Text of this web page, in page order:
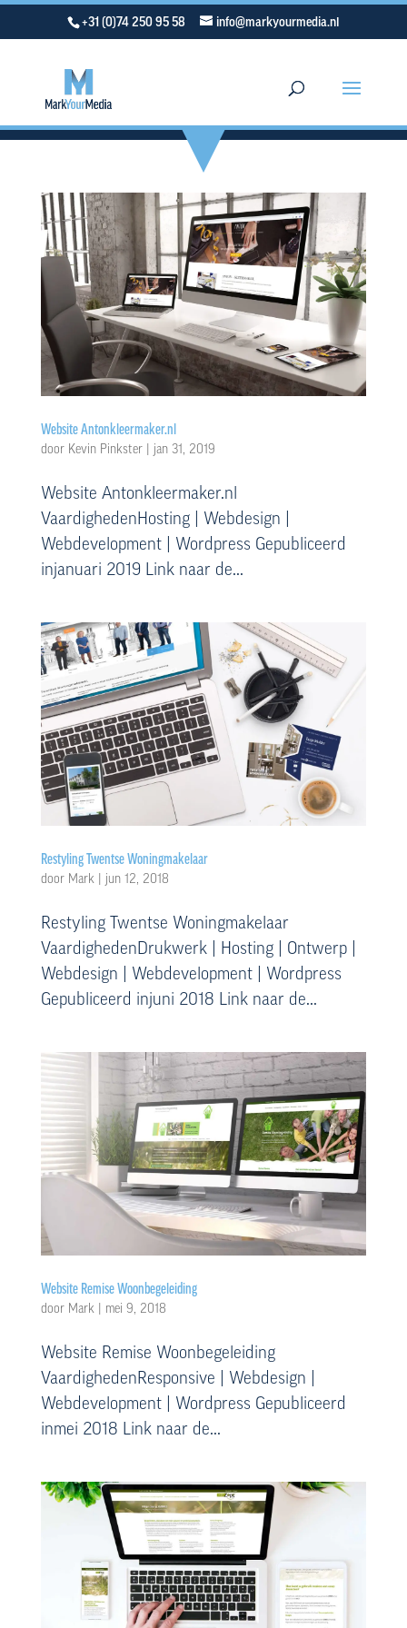
+31 (0)74 250 95 58 info@markyourmedia.nl
Website Antonkleermaker.nl
door Kevin Pinkster| jan 31, 2019
Website Antonkleermaker.nl
VaardighedenHosting | Webdesign |
Webdevelopment | Wordpress Gepubliceerd
injanuari 2019 Link naar de...
Restyling Twentse Woningmakelaar
door Mark| jun 12, 2018
Restyling Twentse Woningmakelaar
VaardighedenDrukwerk | Hosting | Ontwerp |
Webdesign | Webdevelopment | Wordpress
Gepubliceerd injuni 2018 Link naar de...
Website Remise Woonbegeleiding
door Mark| mei 9, 2018
Website Remise Woonbegeleiding
VaardighedenResponsive | Webdesign |
Webdevelopment | Wordpress Gepubliceerd
inmei 2018 Link naar de...